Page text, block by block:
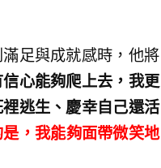
足與成就感時，他將
信心能夠爬上去，我更
逃生、慶幸自己還活
，我能夠面帶微笑地